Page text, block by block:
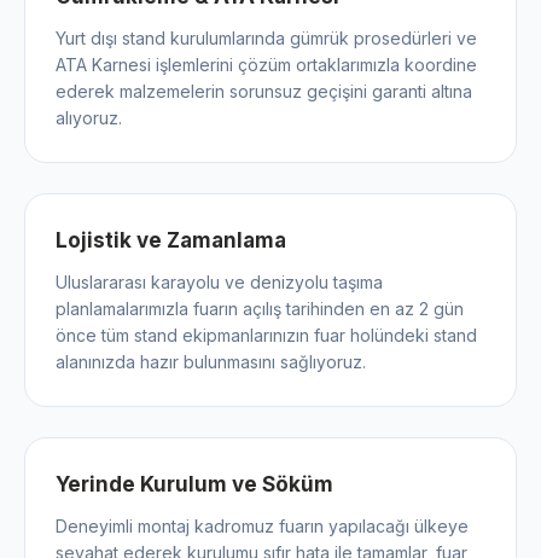
Yurt dışı stand kurulumlarında gümrük prosedürleri ve
ATA Karnesi işlemlerini çözüm ortaklarımızla koordine
ederek malzemelerin sorunsuz geçişini garanti altına
alıyoruz.
Lojistik ve Zamanlama
Uluslararası karayolu ve denizyolu taşıma
planlamalarımızla fuarın açılış tarihinden en az 2 gün
önce tüm stand ekipmanlarınızın fuar holündeki stand
alanınızda hazır bulunmasını sağlıyoruz.
Yerinde Kurulum ve Söküm
Deneyimli montaj kadromuz fuarın yapılacağı ülkeye
seyahat ederek kurulumu sıfır hata ile tamamlar, fuar